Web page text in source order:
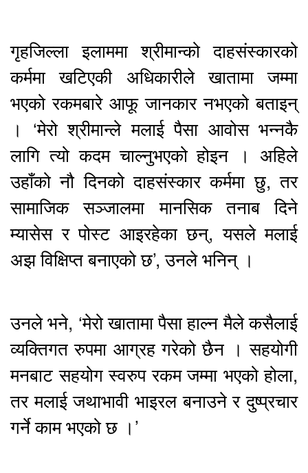
गृहजिल्ला इलाममा श्रीमान्को दाहसंस्कारको
कर्ममा खटिएकी अधिकारीले खातामा जम्मा
भएको रकमबारे आफू जानकार नभएको बताइन्
। ‘मेरो श्रीमान्ले मलाई पैसा आवोस भन्नकै
लागि त्यो कदम चाल्नुभएको होइन । अहिले
उहाँको नौ दिनको दाहसंस्कार कर्ममा छु, तर
सामाजिक सञ्जालमा मानसिक तनाब दिने
म्यासेस र पोस्ट आइरहेका छन्, यसले मलाई
अझ विक्षिप्त बनाएको छ’, उनले भनिन् ।
उनले भने, ‘मेरो खातामा पैसा हाल्न मैले कसैलाई
व्यक्तिगत रुपमा आग्रह गरेको छैन । सहयोगी
मनबाट सहयोग स्वरुप रकम जम्मा भएको होला,
तर मलाई जथाभावी भाइरल बनाउने र दुष्प्रचार
गर्ने काम भएको छ ।’